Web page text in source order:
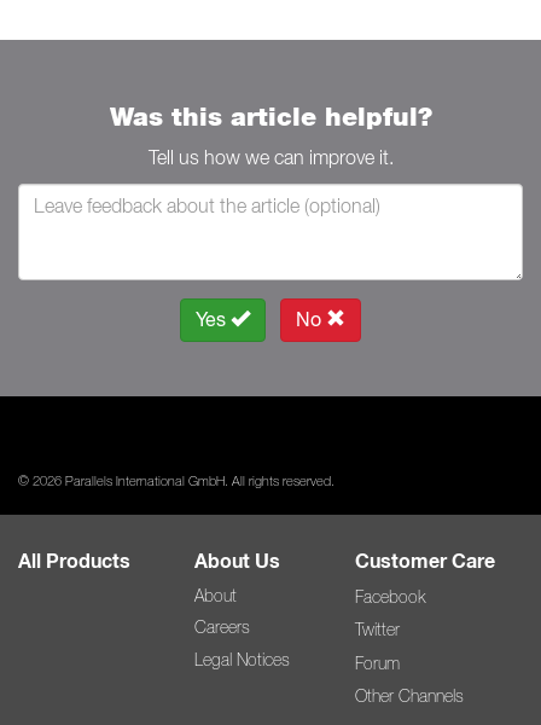
Was this article helpful?
Tell us how we can improve it.
Yes No
© 2026 Parallels International GmbH. All rights reserved.
All Products About Us
About
Careers
Legal Notices
Customer Care
Facebook
Twitter
Forum
Other Channels